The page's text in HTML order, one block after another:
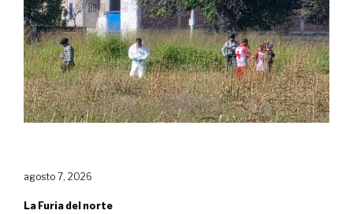
agosto 7, 2026
La Furia del norte